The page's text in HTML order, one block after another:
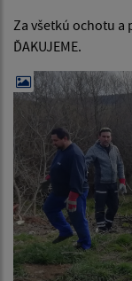
Za všetkú ochotu a
ĎAKUJEME.